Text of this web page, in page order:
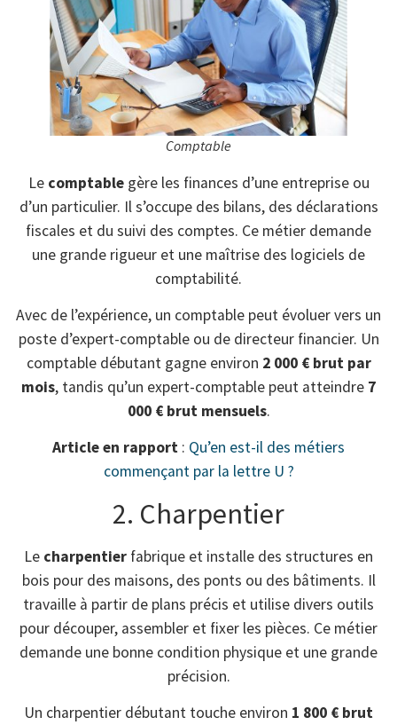
Comptable
Le comptablegère les finances d’une entreprise ou
d’un particulier. Il s’occupe des bilans, des déclarations
fiscales et du suivi des comptes. Ce métier demande
une grande rigueur et une maîtrise des logiciels de
comptabilité.
Avec de l’expérience, un comptable peut évoluer vers un
poste d’expert-comptable ou de directeur financier. Un
comptable débutant gagne environ 2 000 € brut par
mois, tandis qu’un expert-comptable peut atteindre 7
000 € brut mensuels.
Article en rapport : Qu’en est-il des métiers
commençant par la lettre U ?
2. Charpentier
Le charpentier fabrique et installe des structures en
bois pour des maisons, des ponts ou des bâtiments. Il
travaille à partir de plans précis et utilise divers outils
pour découper, assembler et fixer les pièces. Ce métier
demande une bonne condition physique et une grande
précision.
Un charpentier débutant touche environ 1 800 € brut